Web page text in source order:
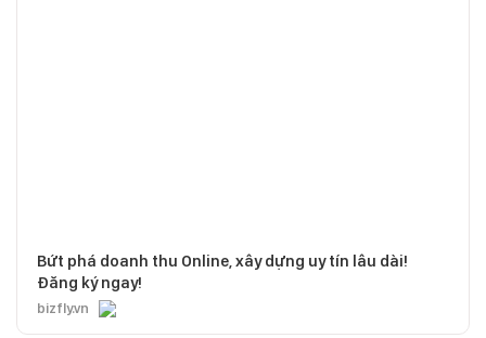
Bứt phá doanh thu Online, xây dựng uy tín lâu dài!
Đăng ký ngay!
bizfly.vn